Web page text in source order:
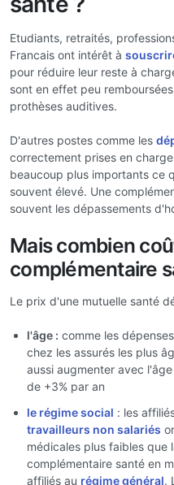
Etudiants, retraités,
Francais ont intérêt à
pour réduire leur reste à
sont en effet peu
prothèses auditives.
D'autres postes comme les
correctement prises en
beaucoup plus importants ce
souvent élevé. Une
souvent les dépassements
Mais combien
complémentaire
Le prix d'une mutuelle santé
l'âge : comme les
chez les assurés les plus
aussi augmenter avec
de +3% par an
le régime social : les
travailleurs non salariés
médicales plus faibles que
complémentaire santé en
affiliés au régime général.